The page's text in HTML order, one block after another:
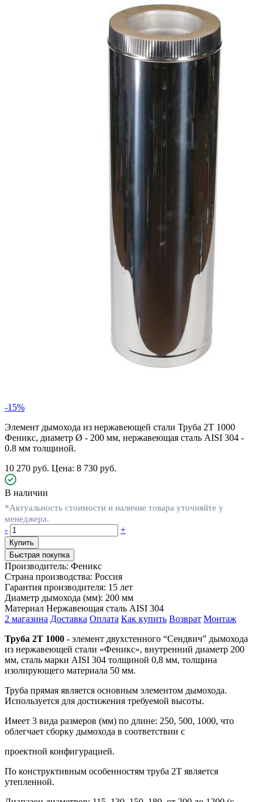
-15%
Элемент дымохода из нержавеющей стали Труба 2Т 1000
Феникс, диаметр Ø - 200 мм, нержавеющая сталь AISI 304 -
0.8 мм толщиной.
10 270 руб. Цена: 8 730 руб.
В наличии
*Актуальность стоимости и наличие товара уточняйте у
менеджера.
-
+
Быстрая покупка
Производитель: Феникс
Страна производства: Россия
Гарантия производителя: 15 лет
Диаметр дымохода (мм): 200 мм
Материал Нержавеющая сталь AISI 304
2 магазина Доставка Оплата Как купить Возврат Монтаж
Труба 2Т 1000 - элемент двухстенного “Сендвич” дымохода
из нержавеющей стали «Феникс», внутренний диаметр 200
мм, сталь марки AISI 304 толщиной 0,8 мм, толщина
изолирующего материала 50 мм.
Труба прямая является основным элементом дымохода.
Используется для достижения требуемой высоты.
Имеет 3 вида размеров (мм) по длине: 250, 500, 1000, что
облегчает сборку дымохода в соответствии с
проектной конфигурацией.
По конструктивным особенностям труба 2Т является
утепленной.